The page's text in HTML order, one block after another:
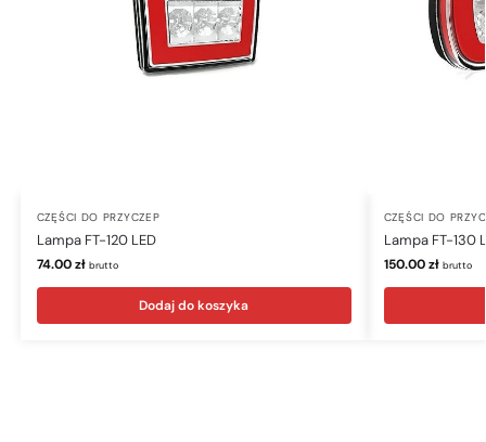
CZĘŚCI DO PRZYCZEP
Lampa FT-120 LED
74.00zł brutto
Dodaj do koszyka
CZĘŚCI DO
Lampa FT-130
150.00zł brutto